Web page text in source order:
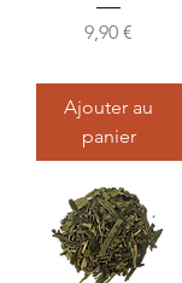
Prix
9,90 €
Ajouter au
panier